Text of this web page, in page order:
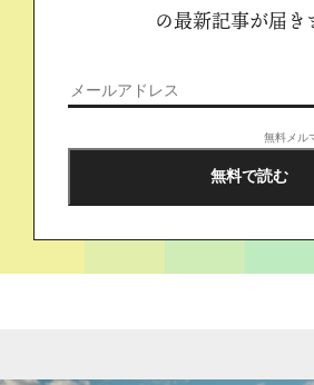
の最新記事が届き
無料メル